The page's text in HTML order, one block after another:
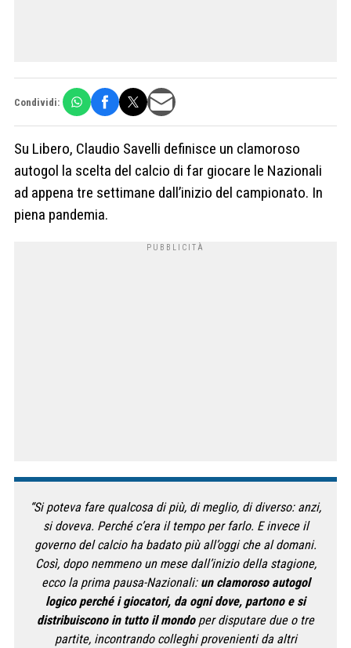
Condividi:
Su Libero, Claudio Savelli definisce un clamoroso
autogol la scelta del calcio di far giocare le Nazionali
ad appena tre settimane dall’inizio del campionato. In
piena pandemia.
“Si poteva fare qualcosa di più, di meglio, di diverso: anzi,
si doveva. Perché c’era il tempo per farlo. E invece il
governo del calcio ha badato più all’oggi che al domani.
Così, dopo nemmeno un mese dall’inizio della stagione,
ecco la prima pausa-Nazionali: un clamoroso autogol
logico perché i giocatori, da ogni dove, partono e si
distribuiscono in tutto il mondoper disputare due o tre
partite, incontrando colleghi provenienti da altri